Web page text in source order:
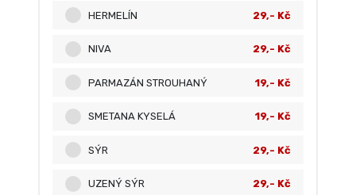
HERMELÍN 29,- Kč
NIVA 29,- Kč
PARMAZÁN STROUHANÝ 19,- Kč
SMETANA KYSELÁ 19,- Kč
SÝR 29,- Kč
UZENÝ SÝR 29,- Kč